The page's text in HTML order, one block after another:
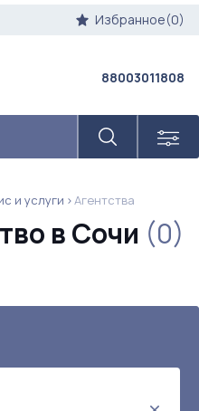
Избранное(0)
88003011808
и услуги Агентства
в Сочи (0)